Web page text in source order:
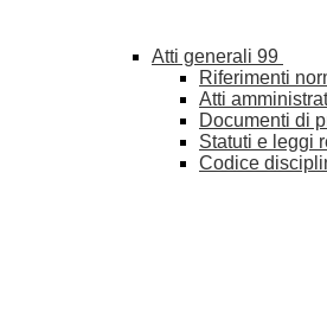
Atti generali 99
Riferimenti
Atti
Documenti di
Statuti e leggi
Codice